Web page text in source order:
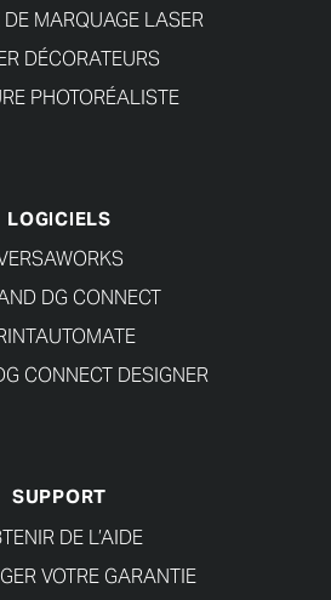
MARQUAGE LASER
DÉCORATEURS
PHOTORÉALISTE
LOGICIELS
DG CONNECT
CONNECT DESIGNER
SUPPORT
DE L’AIDE
VOTRE GARANTIE